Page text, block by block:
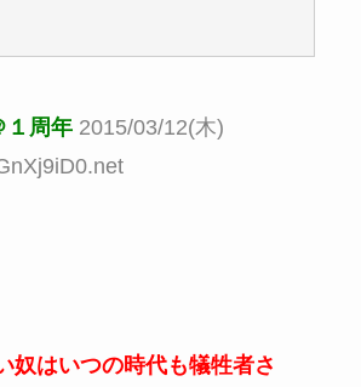
１周年 2015/03/12(木)
奴はいつの時代も犠牲者さ